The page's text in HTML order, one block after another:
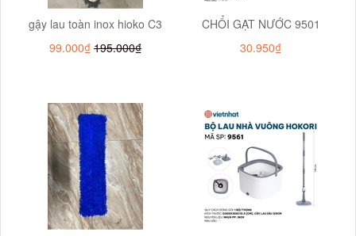
gậy lau toàn inox hioko C3
99.000₫ 195.000₫
CHỔI GẠT NƯỚC 9501
30.950₫